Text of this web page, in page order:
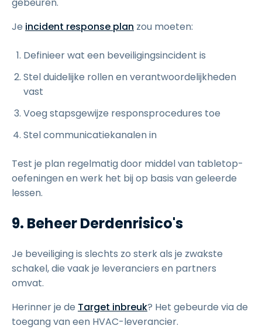
Je incident response plan zou moeten:
Definieer wat een beveiligingsincident is
Stel duidelijke rollen en verantwoordelijkheden
vast
Voeg stapsgewijze responsprocedures toe
Stel communicatiekanalen in
Test je plan regelmatig door middel van tabletop-
oefeningen en werk het bij op basis van geleerde
lessen.
9. Beheer Derdenrisico's
Je beveiliging is slechts zo sterk als je zwakste
schakel, die vaak je leveranciers en partners
omvat.
Herinner je de Target inbreuk? Het gebeurde via de
toegang van een HVAC-leverancier.